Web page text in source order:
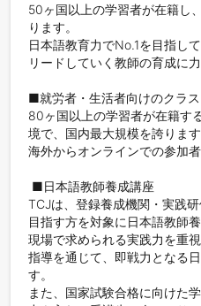
50ヶ国以上の学習者が在籍し
ります。
日本語教育力でNo.1を目指し
リードしていく教師の育成に
■就労者・生活者向けのクラス
80ヶ国以上の学習者が在籍す
境で、国内最大規模を誇ります
海外からオンラインでの参加
TCJは、登録養成機関・実践
目指す方を対象に日本語教師
現場で求められる実践力を重
指導を通じて、即戦力となる
す。
また、国家試験合格に向けた